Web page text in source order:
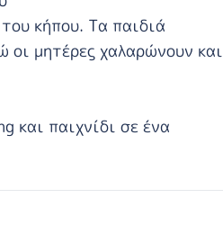
κήπου. Τα παιδιά
οι μητέρες χαλαρώνουν και
και παιχνίδι σε ένα